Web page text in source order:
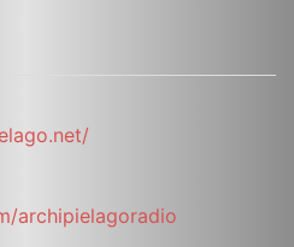
archipielagoradio